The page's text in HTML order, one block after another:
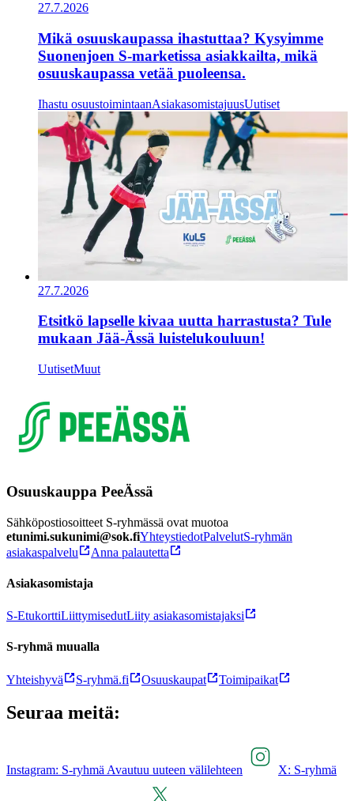
27.7.2026
Mikä osuuskaupassa ihastuttaa? Kysyimme
Suonenjoen S-marketissa asiakkailta, mikä
osuuskaupassa vetää puoleensa.
Ihastu osuustoimintaanAsiakasomistajuusUutiset
27.7.2026
Etsitkö lapselle kivaa uutta harrastusta? Tule
mukaan Jää-Ässä luistelukouluun!
UutisetMuut
Osuuskauppa PeeÄssä
Sähköpostiosoitteet S-ryhmässä ovat muotoa
etunimi.sukunimi@sok.fiYhteystiedotPalvelutS-ryhmän
asiakaspalvelu
Anna palautetta
Asiakasomistaja
S-EtukorttiLiittymisedutLiity asiakasomistajaksi
S-ryhmä muualla
Yhteishyvä S-ryhmä.fi Osuuskaupat Toimipaikat
Seuraa meitä:
Instagram: S-ryhmä Avautuu uuteen välilehteen X: S-ryhmä